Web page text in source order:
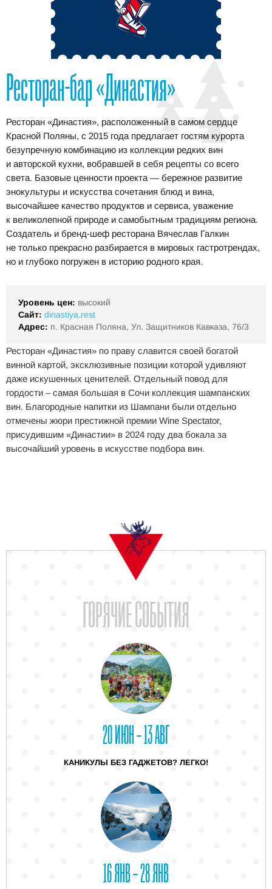
Ресторан-бар «Династия»
Ресторан «Династия», расположенный в самом сердце
Красной Поляны, с 2015 года предлагает гостям курорта
безупречную комбинацию из коллекции редких вин
и авторской кухни, вобравшей в себя рецепты со всего
света. Базовые ценности проекта — бережное развитие
энокультуры и искусства сочетания блюд и вина,
высочайшее качество продуктов и сервиса, уважение
к великолепной природе и самобытным традициям региона.
Создатель и бренд-шеф ресторана Вячеслав Галкин
не только прекрасно разбирается в мировых гастротрендах,
но и глубоко погружен в историю родного края.
Уровень цен: высокий
Сайт: dinastiya.rest
Адрес: п. Красная Поляна, Ул. Защитников Кавказа, 76/3
Ресторан «Династия» по праву славится своей богатой
винной картой, эксклюзивные позиции которой удивляют
даже искушенных ценителей. Отдельный повод для
гордости – самая большая в Сочи коллекция шампанских
вин. Благородные напитки из Шампани были отдельно
отмечены жюри престижной премии Wine Spectator,
присудившим «Династии» в 2024 году два бокала за
высочайший уровень в искусстве подбора вин.
ГОРЯЧИЕ СОБЫТИЯ
20 ИЮН – 13 АВГ
КАНИКУЛЫ БЕЗ ГАДЖЕТОВ? ЛЕГКО!
16 ЯНВ – 28 ЯНВ